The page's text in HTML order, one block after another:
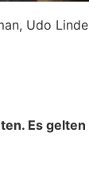
Udo
Es